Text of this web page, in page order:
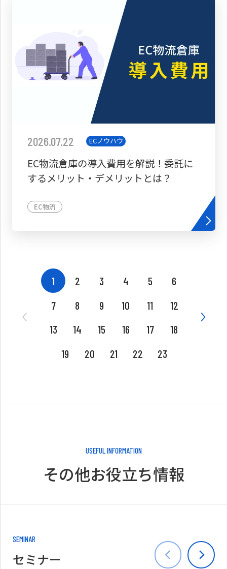
2026.07.22 ECノウハウ
EC物流倉庫の導入費用を解説！委託に
するメリット・デメリットとは？
EC物流
1 2 3 4 5
6
7
8 9 10 11
12
13
14 15 16 17
18
19
20 21 22 23
USEFUL INFORMATION
その他お役立ち情報
SEMINAR
セミナー